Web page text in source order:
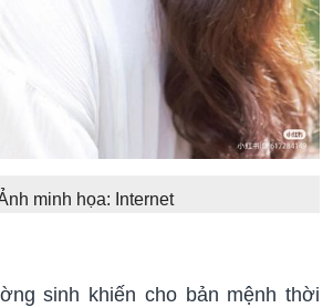
minh họa: Internet
sinh khiến cho bản mệnh thời